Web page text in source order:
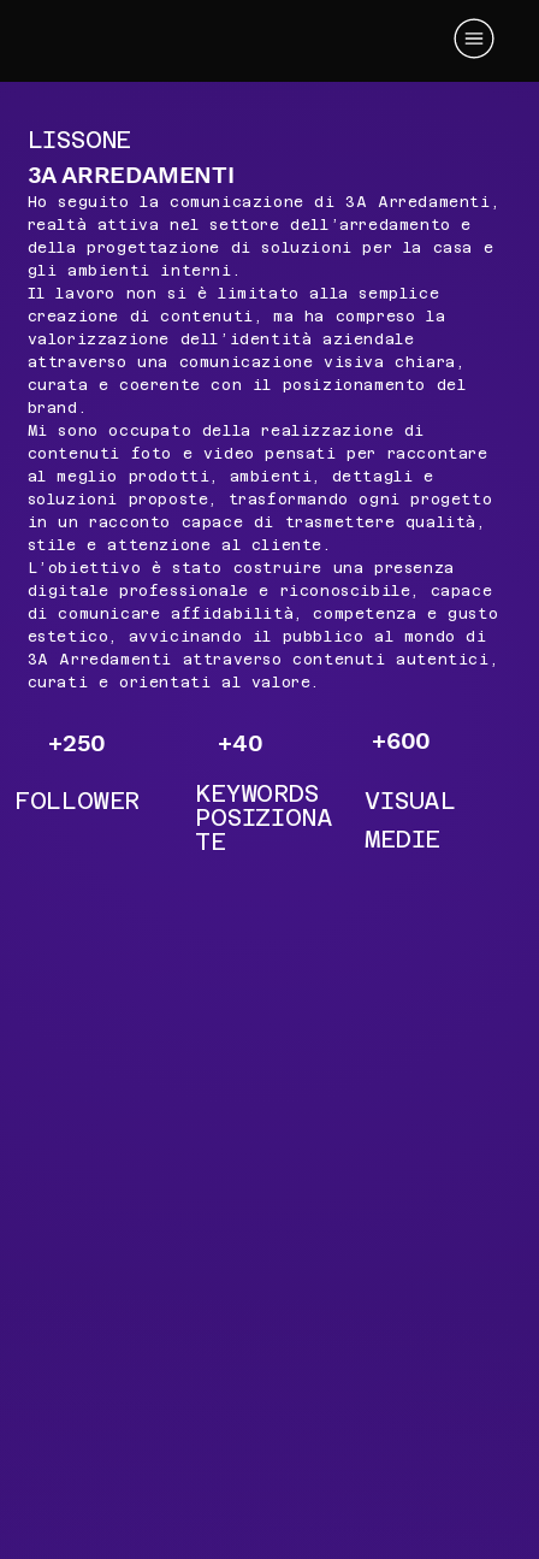
LISSONE
3A ARREDAMENTI
Ho seguito la comunicazione di 3A Arredamenti,
realtà attiva nel settore dell’arredamento e
della progettazione di soluzioni per la casa e
gli ambienti interni.
Il lavoro non si è limitato alla semplice
creazione di contenuti, ma ha compreso la
valorizzazione dell’identità aziendale
attraverso una comunicazione visiva chiara,
curata e coerente con il posizionamento del
brand.
Mi sono occupato della realizzazione di
contenuti foto e video pensati per raccontare
al meglio prodotti, ambienti, dettagli e
soluzioni proposte, trasformando ogni progetto
in un racconto capace di trasmettere qualità,
stile e attenzione al cliente.
L’obiettivo è stato costruire una presenza
digitale professionale e riconoscibile, capace
di comunicare affidabilità, competenza e gusto
estetico, avvicinando il pubblico al mondo di
3A Arredamenti attraverso contenuti autentici,
curati e orientati al valore.
+250
FOLLOWER
+40
KEYWORDS
POSIZIONA
TE
+600
VISUAL
MEDIE